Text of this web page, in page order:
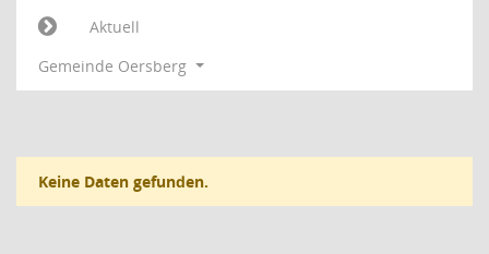
Aktuell
Gemeinde Oersberg
Keine Daten gefunden.